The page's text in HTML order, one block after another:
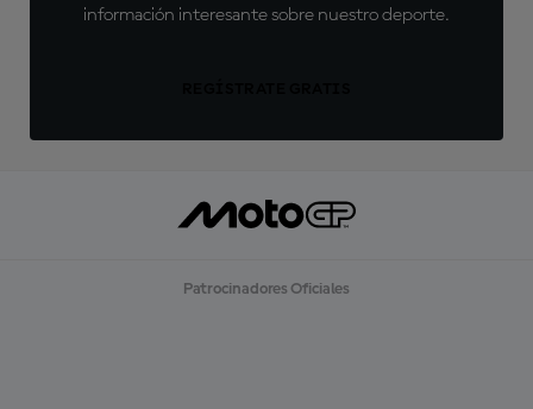
información interesante sobre nuestro deporte.
Patrocinadores Oficiales